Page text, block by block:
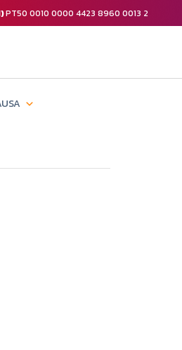
PT50 0010 0000 4423 8960 0013 2